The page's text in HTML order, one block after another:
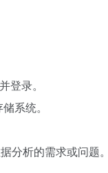
登录。
系统。
分析的需求或问题。